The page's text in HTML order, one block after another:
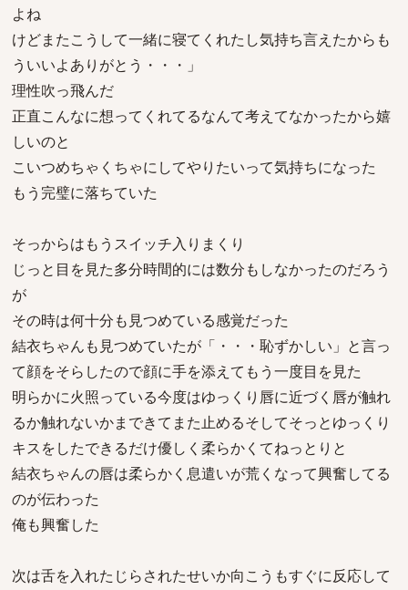
よね
けどまたこうして一緒に寝てくれたし気持ち言えたからも
ういいよありがとう・・・」
理性吹っ飛んだ
正直こんなに想ってくれてるなんて考えてなかったから嬉
しいのと
こいつめちゃくちゃにしてやりたいって気持ちになった
もう完璧に落ちていた
そっからはもうスイッチ入りまくり
じっと目を見た多分時間的には数分もしなかったのだろう
が
その時は何十分も見つめている感覚だった
結衣ちゃんも見つめていたが「・・・恥ずかしい」と言っ
て顔をそらしたので顔に手を添えてもう一度目を見た
明らかに火照っている今度はゆっくり唇に近づく唇が触れ
るか触れないかまできてまた止めるそしてそっとゆっくり
キスをしたできるだけ優しく柔らかくてねっとりと
結衣ちゃんの唇は柔らかく息遣いが荒くなって興奮してる
のが伝わった
俺も興奮した
次は舌を入れたじらされたせいか向こうもすぐに反応して